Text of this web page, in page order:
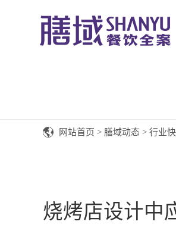
网站首页 > 膳域动态 > 行业
烧烤店设计中